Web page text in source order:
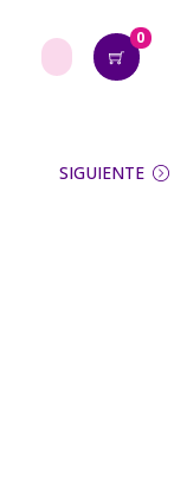
0
SIGUIENTE